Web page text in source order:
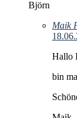
Björn
Maik
Hallo
bin